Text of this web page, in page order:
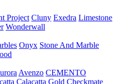
Project Cluny Exedra Limestone
Wonderwall
Onyx Stone And Marble
Avenzo CEMENTO
Calacatta Gold Checkmate